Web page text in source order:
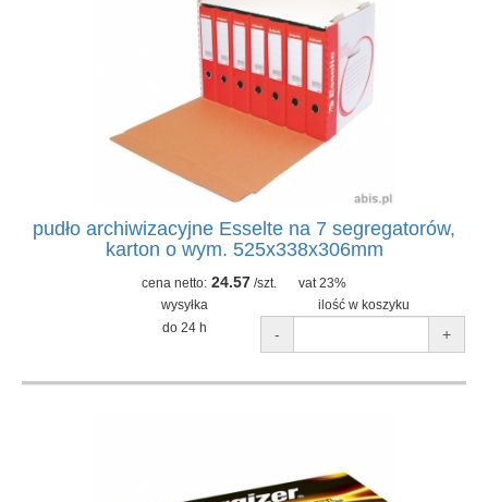
pudło archiwizacyjne Esselte na 7 segregatorów,
karton o wym. 525x338x306mm
cena netto: 24.57 /szt.
vat 23%
wysyłka
ilość w koszyku
do 24 h
- +